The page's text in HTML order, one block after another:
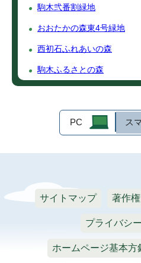
駒木弐番割緑地
おおたかの森東4号緑地
西初石ふれあいの森
駒木ふるさとの森
PC ス
サイトマップ 著作
プライバシ
ホームページ基本方